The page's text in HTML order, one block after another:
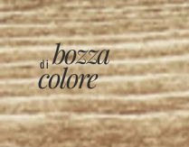
di
colore
bozza